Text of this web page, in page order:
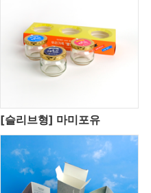
[슬리브형] 마미포유